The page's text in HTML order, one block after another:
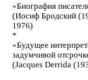
«Биография
(Иосиф Бродский
1976)
*
«Будущее
задумчивой
(Jacques Derrida